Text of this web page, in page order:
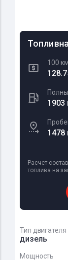
100
1903
1478
Расчет
топлива на
Тип двигателя
дизель
Мощность